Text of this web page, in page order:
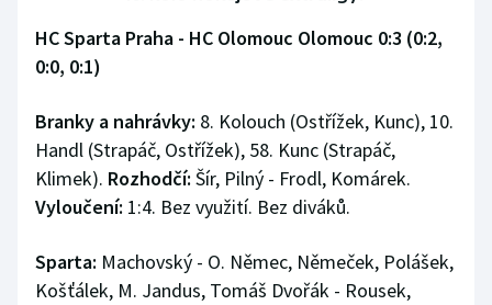
HC Sparta Praha - HC Olomouc Olomouc 0:3 (0:2,
0:0, 0:1)
Branky a nahrávky: 8. Kolouch (Ostřížek, Kunc), 10.
Handl (Strapáč, Ostřížek), 58. Kunc (Strapáč,
Klimek). Rozhodčí: Šír, Pilný - Frodl, Komárek.
Vyloučení: 1:4. Bez využití. Bez diváků.
Sparta: Machovský - O. Němec, Němeček, Polášek,
Košťálek, M. Jandus, Tomáš Dvořák - Rousek,